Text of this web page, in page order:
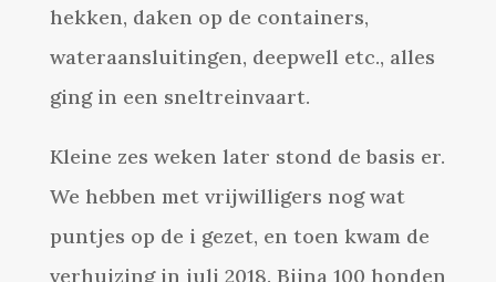
hekken, daken op de containers,
wateraansluitingen, deepwell etc., alles
ging in een sneltreinvaart.
Kleine zes weken later stond de basis er.
We hebben met vrijwilligers nog wat
puntjes op de i gezet, en toen kwam de
verhuizing in juli 2018. Bijna 100 honden